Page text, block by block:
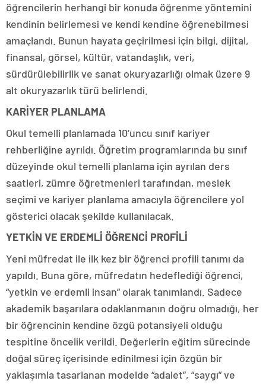
öğrencilerin herhangi bir konuda öğrenme yöntemini
kendinin belirlemesi ve kendi kendine öğrenebilmesi
amaçlandı. Bunun hayata geçirilmesi için bilgi, dijital,
finansal, görsel, kültür, vatandaşlık, veri,
sürdürülebilirlik ve sanat okuryazarlığı olmak üzere 9
alt okuryazarlık türü belirlendi.
KARİYER PLANLAMA
Okul temelli planlamada 10’uncu sınıf kariyer
rehberliğine ayrıldı. Öğretim programlarında bu sınıf
düzeyinde okul temelli planlama için ayrılan ders
saatleri, zümre öğretmenleri tarafından, meslek
seçimi ve kariyer planlama amacıyla öğrencilere yol
gösterici olacak şekilde kullanılacak.
YETKİN VE ERDEMLİ ÖĞRENCİ PROFİLİ
Yeni müfredat ile ilk kez bir öğrenci profili tanımı da
yapıldı. Buna göre, müfredatın hedeflediği öğrenci,
“yetkin ve erdemli insan” olarak tanımlandı. Sadece
akademik başarılara odaklanmanın doğru olmadığı, her
bir öğrencinin kendine özgü potansiyeli olduğu
tespitine öncelik verildi. Değerlerin eğitim sürecinde
doğal süreç içerisinde edinilmesi için özgün bir
yaklaşımla tasarlanan modelde “adalet”, “saygı” ve